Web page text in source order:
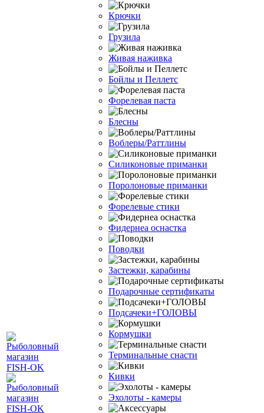
Крючки
Грузила
Живая наживка
Бойлы и Пеллетс
Форелевая паста
Блесны
Воблеры/Раттлины
Силиконовые приманки
Поролоновые приманки
Форелевые стики
Фидернеа оснастка
Поводки
Застежки, карабины
Подарочные сертификаты
Подсачеки+ГОЛОВЫ
Кормушки
Терминальные снасти
Кивки
Эхолоты - камеры